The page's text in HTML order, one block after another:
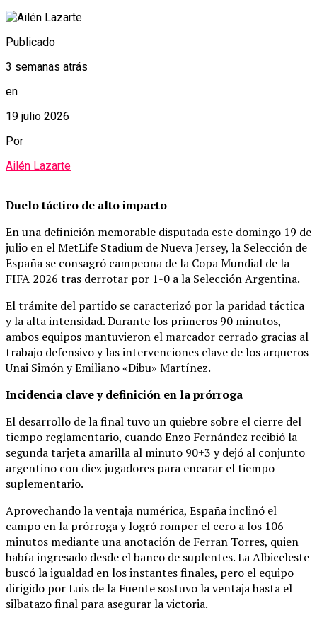
Publicado
3 semanas atrás
en
19 julio 2026
Por
Ailén Lazarte
Duelo táctico de alto impacto
En una definición memorable disputada este domingo 19 de
julio en el MetLife Stadium de Nueva Jersey, la Selección de
España se consagró campeona de la Copa Mundial de la
FIFA 2026 tras derrotar por 1-0 a la Selección Argentina.
El trámite del partido se caracterizó por la paridad táctica
y la alta intensidad. Durante los primeros 90 minutos,
ambos equipos mantuvieron el marcador cerrado gracias al
trabajo defensivo y las intervenciones clave de los arqueros
Unai Simón y Emiliano «Dibu» Martínez.
Incidencia clave y definición en la prórroga
El desarrollo de la final tuvo un quiebre sobre el cierre del
tiempo reglamentario, cuando Enzo Fernández recibió la
segunda tarjeta amarilla al minuto 90+3 y dejó al conjunto
argentino con diez jugadores para encarar el tiempo
suplementario.
Aprovechando la ventaja numérica, España inclinó el
campo en la prórroga y logró romper el cero a los 106
minutos mediante una anotación de Ferran Torres, quien
había ingresado desde el banco de suplentes. La Albiceleste
buscó la igualdad en los instantes finales, pero el equipo
dirigido por Luis de la Fuente sostuvo la ventaja hasta el
silbatazo final para asegurar la victoria.